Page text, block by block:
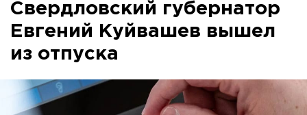
Свердловский губернатор
Евгений Куйвашев вышел
из отпуска